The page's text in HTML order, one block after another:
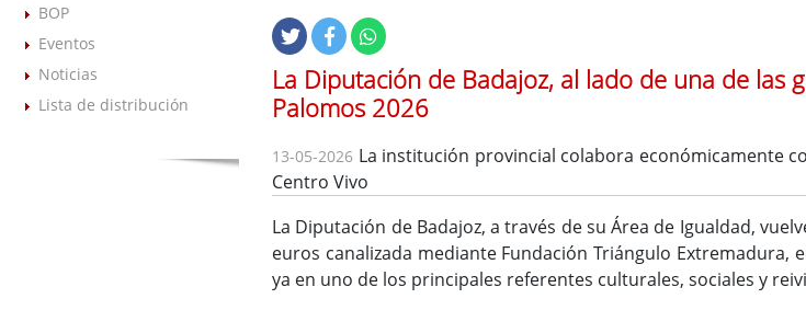
BOP
Eventos
Noticias
Lista de distribución
La Diputación de Badajoz, al lado de una de las
Palomos 2026
13-05-2026 La institución provincial colabora económicamente
Centro Vivo
La Diputación de Badajoz, a través de su Área de Igualdad,
euros canalizada mediante Fundación Triángulo
ya en uno de los principales referentes culturales, sociales y